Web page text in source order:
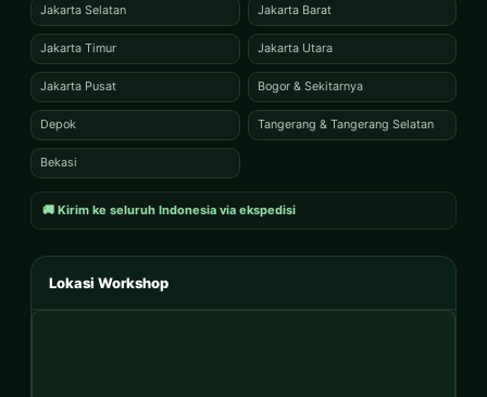
Jakarta Selatan Jakarta Barat
Jakarta Timur Jakarta Utara
Jakarta Pusat Bogor & Sekitarnya
Depok Tangerang & Tangerang Selatan
Bekasi
🚚 Kirim ke seluruh Indonesia via ekspedisi
Lokasi Workshop